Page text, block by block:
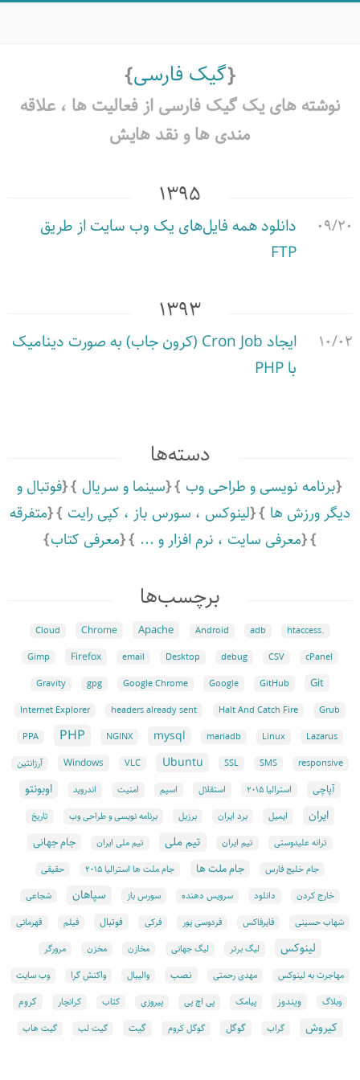
گیک فارسی
نوشته های یک گیک فارسی از فعالیت ها ،‌ علاقه
مندی ها و نقد هایش
۱۳۹۵
۰۹/۲۰
دانلود همه فایل‌های یک وب سایت از طریق
FTP
۱۳۹۳
۱۰/۰۲
ایجاد Cron Job (کرون جاب) به صورت دینامیک
با PHP
دسته‌ها
برنامه نویسی و طراحی وب سینما و سریال
فوتبال و
دیگر ورزش ها
لینوکس ،‌ سورس باز ،‌ کپی رایت
متفرقه
معرفی سایت ،‌ نرم افزار و ...
معرفی کتاب
برچسب‌ها
.htaccess
adb
Android
Apache
Chrome
Cloud
cPanel
CSV
debug
Desktop
email
Firefox
Gimp
Git
GitHub
Google
Google Chrome
gpg
Gravity
Grub
Halt And Catch Fire
headers already sent
Internet Explorer
Lazarus
Linux
mariadb
mysql
NGINX
PHP
PPA
responsive
SMS
SSL
Ubuntu
VLC
Windows آرژانتین
آپاچی استرالیا ۲۰۱۵ استقلال اسپم امنیت اندروید
اوبونتو
ایران
ایمیل برد ایران برزیل برنامه نویسی و طراحی وب
تاریخ
ترانه علیدوستی
تیم ایران تیم ملی تیم ملی ایران جام جهانی
جام خلیج فارس جام ملت ها جام ملت ها استرالیا ۲۰۱۵
حقیقی
خارج کردن
دانلود سرویس دهنده سورس باز سپاهان شجاعی
شهاب حسینی فایرفاکس فردوسی پور فرکی فوتبال فیلم قهرمانی
لینوکس لیگ برتر لیگ جهانی مخازن مخزن
مرورگر
مهاجرت به لینوکس
مهدی رحمتی نصب والیبال واکنش گرا وب سایت
وبلاگ ویندوز پیامک پی اچ پی پیروزی کتاب کرانچار کروم
کیروش گراب گوگل گوگل کروم گیت گیت لب گیت هاب